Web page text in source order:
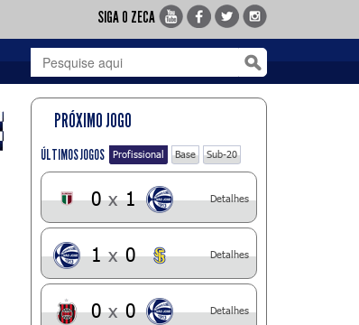
SIGA O ZECA
PRÓXIMO JOGO
ÚLTIMOS JOGOS Profissional Base Sub-20
0 x 1 Detalhes
1 x 0 Detalhes
0 x 0 Detalhes